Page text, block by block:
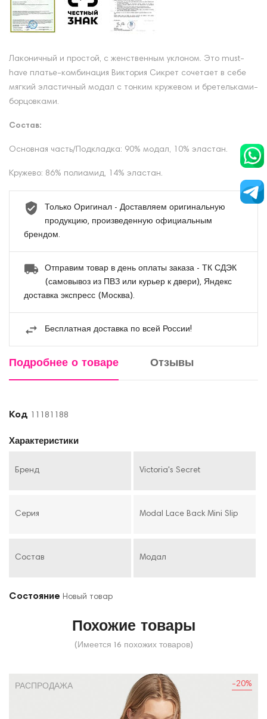
Лаконичный и простой, с женственным уклоном. Это must-
have платье-комбинация Виктория Сикрет сочетает в себе
мягкий эластичный модал с тонким кружевом и бретельками-
борцовками.
Состав:
Основная часть/Подкладка: 90% модал, 10% эластан.
Кружево: 86% полиамид, 14% эластан.
Только Оригинал - Доставляем оригинальную
продукцию, произведенную официальным
брендом.
Отправим товар в день оплаты заказа - ТК СДЭК
(самовывоз из ПВЗ или курьер к двери), Яндекс
доставка экспресс (Москва).
Бесплатная доставка по всей России!
Подробнее о товаре Отзывы
Код 11181188
Характеристики
Бренд Victoria's Secret
Серия Modal Lace Back Mini Slip
Состав Модал
Состояние Новый товар
Похожие товары
(Имеется 16 похожих товаров)
-20%
РАСПРОДАЖА